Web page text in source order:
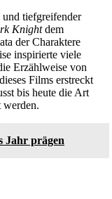
tiefgreifender
Knightdem
der Charaktere
inspirierte viele
Erzählweise von
Films erstreckt
bis heute die Art
werden.
Jahr prägen